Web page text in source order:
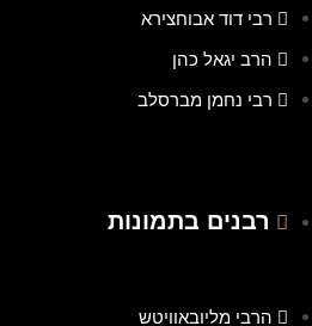
רבי דוד אבוחצירא
הרב יגאל כהן
רבי נחמן מברסלב
רבנים בתמונות
הרבי מליובאוויטש